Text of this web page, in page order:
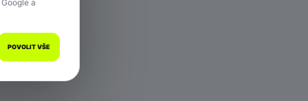
a
POVOLIT VŠE